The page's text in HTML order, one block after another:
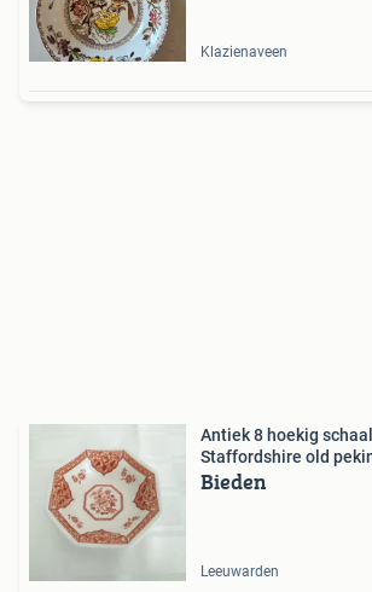
Klazienaveen
Antiek 8 hoekig
Staffordshire old
Bieden
Leeuwarden